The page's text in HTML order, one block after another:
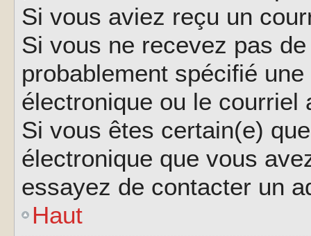
Si vous aviez reçu un
Si vous ne recevez pas
probablement spécifié
électronique ou le courriel
Si vous êtes certain(e)
électronique que vous
essayez de contacter un
Haut